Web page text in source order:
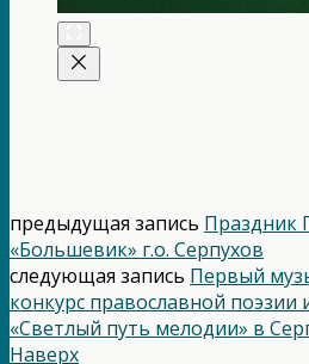
предыдущая запись Праздник
«Большевик» г.о. Серпухов
следующая запись Первый
конкурс православной поэзии
«Светлый путь мелодии» в
Наверх